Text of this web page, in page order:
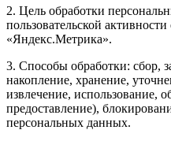
2. Цель обработки
пользовательской
«Яндекс.Метрика».
3. Способы обработки: сбор,
накопление, хранение,
извлечение, использование,
предоставление),
персональных данных.